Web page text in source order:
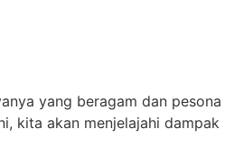
yang beragam dan pesona
kita akan menjelajahi dampak